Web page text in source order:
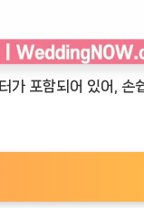
포함되어 있어, 손